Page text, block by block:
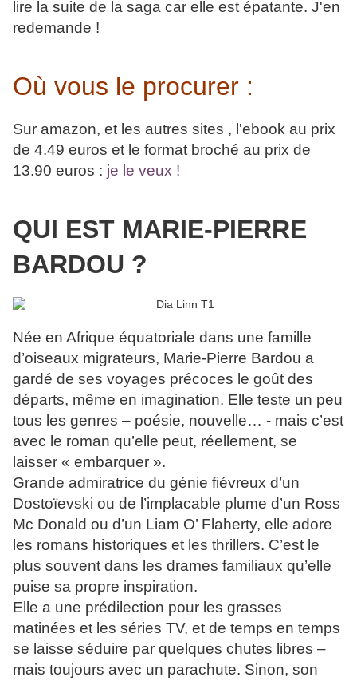
lire la suite de la saga car elle est épatante. J'en
redemande !
Où vous le procurer :
Sur amazon, et les autres sites , l'ebook au prix
de 4.49 euros et le format broché au prix de
13.90 euros : je le veux !
QUI EST MARIE-PIERRE
BARDOU ?
Née en Afrique équatoriale dans une famille
d’oiseaux migrateurs, Marie-Pierre Bardou a
gardé de ses voyages précoces le goût des
départs, même en imagination. Elle teste un peu
tous les genres – poésie, nouvelle… - mais c’est
avec le roman qu’elle peut, réellement, se
laisser « embarquer ».
Grande admiratrice du génie fiévreux d’un
Dostoïevski ou de l’implacable plume d’un Ross
Mc Donald ou d’un Liam O’ Flaherty, elle adore
les romans historiques et les thrillers. C’est le
plus souvent dans les drames familiaux qu’elle
puise sa propre inspiration.
Elle a une prédilection pour les grasses
matinées et les séries TV, et de temps en temps
se laisse séduire par quelques chutes libres –
mais toujours avec un parachute. Sinon, son